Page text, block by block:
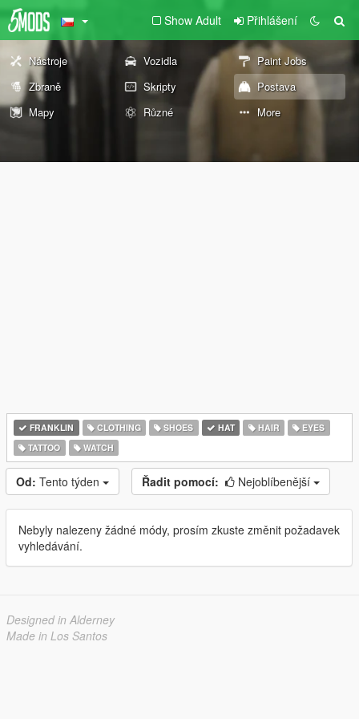
Show Adult Přihlášení
Nástroje Vozidla
Paint Jobs
Zbraně
Skripty
Postava
Mapy
Různé More
FRANKLIN CLOTHING SHOES HAT HAIR
EYES
TATTOO
WATCH
Od: Tento týden Řadit pomocí: Nejoblíbenější
Nebyly nalezeny žádné módy, prosím zkuste změnit požadavek
vyhledávání.
Designed in Alderney
Made in Los Santos